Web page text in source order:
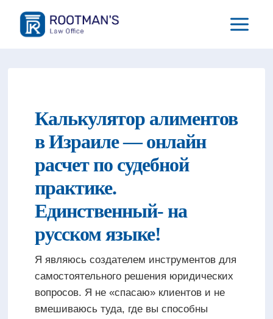
содержимому
Калькулятор алиментов
в Израиле — онлайн
расчет по судебной
практике.
Единственный- на
русском языке!
Я являюсь создателем инструментов для
самостоятельного решения юридических
вопросов. Я не «спасаю» клиентов и не
вмешиваюсь туда, где вы способны